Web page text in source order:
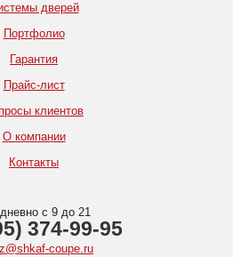
дверей
Портфолио
Гарантия
Прайс-лист
клиентов
О компании
Контакты
с 9 до 21
374-99-95
coupe.ru